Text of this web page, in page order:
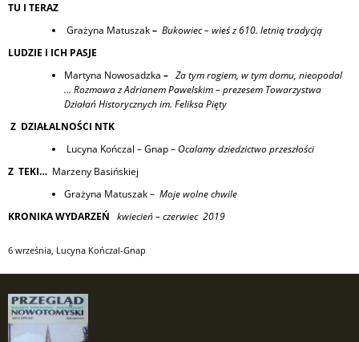
TU I TERAZ
Grażyna Matuszak– Bukowiec – wieś z 610. letnią tradycją
LUDZIE I ICH PASJE
Martyna Nowosadzka – Za tym rogiem, w tym domu, nieopodal
… Rozmowa z Adrianem Pawelskim – prezesem Towarzystwa
Działań Historycznych im. Feliksa Pięty
Z DZIAŁALNOŚCI NTK
Lucyna Kończal – Gnap –Ocalamy dziedzictwo przeszłości
Z TEKI… Marzeny Basińskiej
Grażyna Matuszak – Moje wolne chwile
KRONIKA WYDARZEŃ kwiecień – czerwiec 2019
6 września, Lucyna Kończal-Gnap